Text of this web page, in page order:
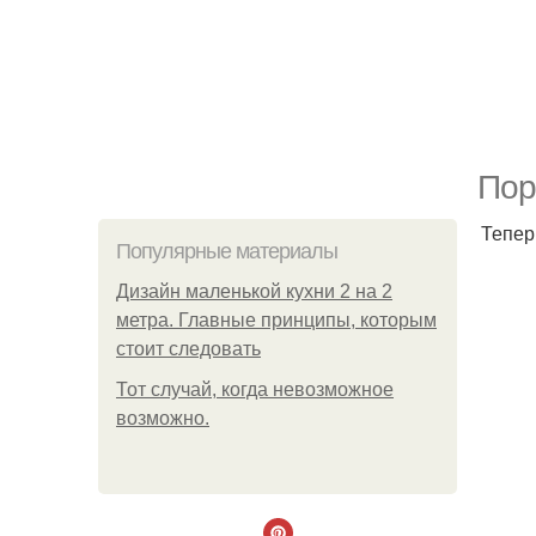
Популярные материалы
Дизайн маленькой кухни 2 на 2
метра. Главные принципы, которым
стоит следовать
Тот случай, когда невозможное
возможно.